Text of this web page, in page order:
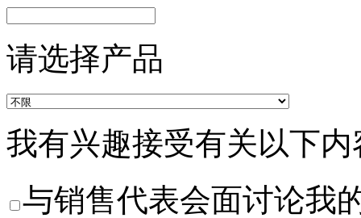
请选择产品
我有兴趣接受有关以下
与销售代表会面讨论我